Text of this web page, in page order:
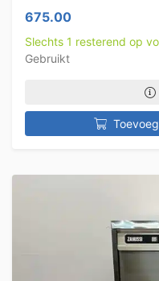
675.00
Slechts 1 resterend op
Gebruikt